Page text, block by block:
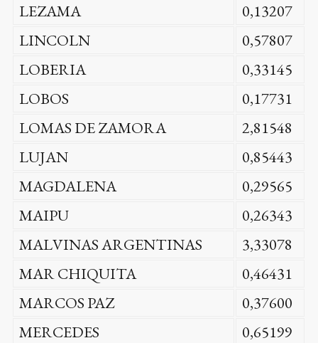
LEZAMA
0,13207
LINCOLN
0,57807
LOBERIA
0,33145
LOBOS
0,17731
LOMAS DE ZAMORA
2,81548
LUJAN
0,85443
MAGDALENA
0,29565
MAIPU
0,26343
MALVINAS ARGENTINAS
3,33078
MAR CHIQUITA
0,46431
MARCOS PAZ
0,37600
MERCEDES
0,65199